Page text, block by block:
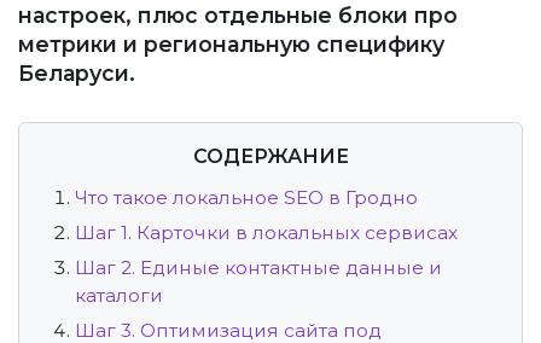
настроек, плюс отдельные блоки про
метрики и региональную специфику
Беларуси.
СОДЕРЖАНИЕ
Что такое локальное SEO в Гродно
Шаг 1. Карточки в локальных сервисах
Шаг 2. Единые контактные данные и
каталоги
Шаг 3. Оптимизация сайта под